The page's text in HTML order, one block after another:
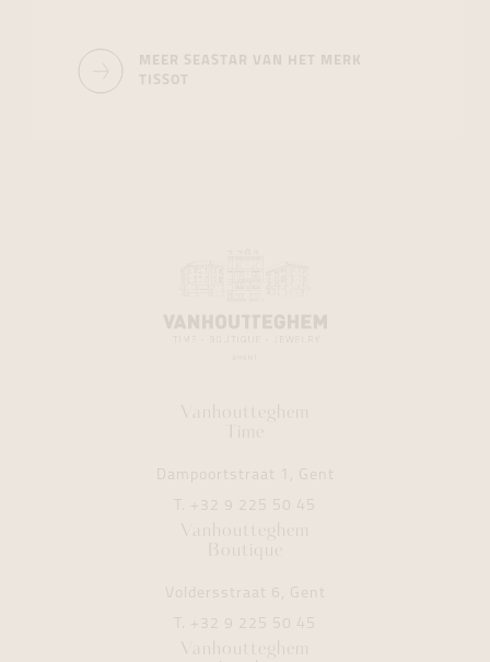
MEER SEASTAR VAN HET MERK
TISSOT
Vanhoutteghem
Time
Dampoortstraat 1, Gent
T. +32 9 225 50 45
Vanhoutteghem
Boutique
Voldersstraat 6, Gent
T. +32 9 225 50 45
Vanhoutteghem